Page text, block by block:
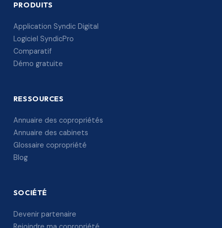
PRODUITS
Application Syndic Digital
Logiciel SyndicPro
Comparatif
Démo gratuite
RESSOURCES
Annuaire des copropriétés
Annuaire des cabinets
Glossaire copropriété
Blog
SOCIÉTÉ
Devenir partenaire